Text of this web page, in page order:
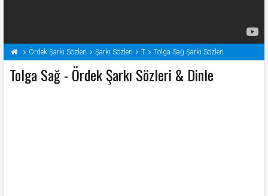
Ördek Şarkı Sözleri Şarkı Sözleri T Tolga Sağ Şarkı Sözleri
Tolga Sağ - Ördek Şarkı Sözleri & Dinle